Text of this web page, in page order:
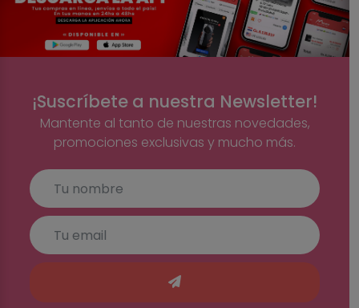
¡Suscríbete a nuestra Newsletter!
Mantente al tanto de nuestras novedades,
promociones exclusivas y mucho más.